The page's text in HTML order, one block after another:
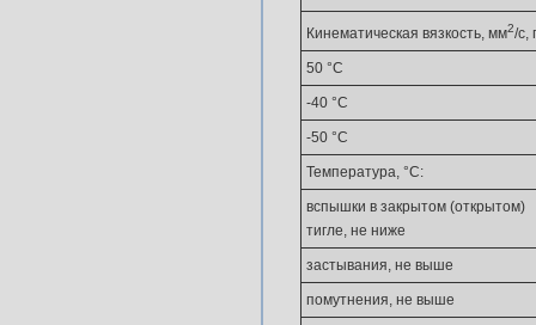
Кинематическая вязкость, мм2/с,
50 °С
-40 °С
-50 °С
Температура, °С:
вспышки в закрытом (открытом)
тигле, не ниже
застывания, не выше
помутнения, не выше